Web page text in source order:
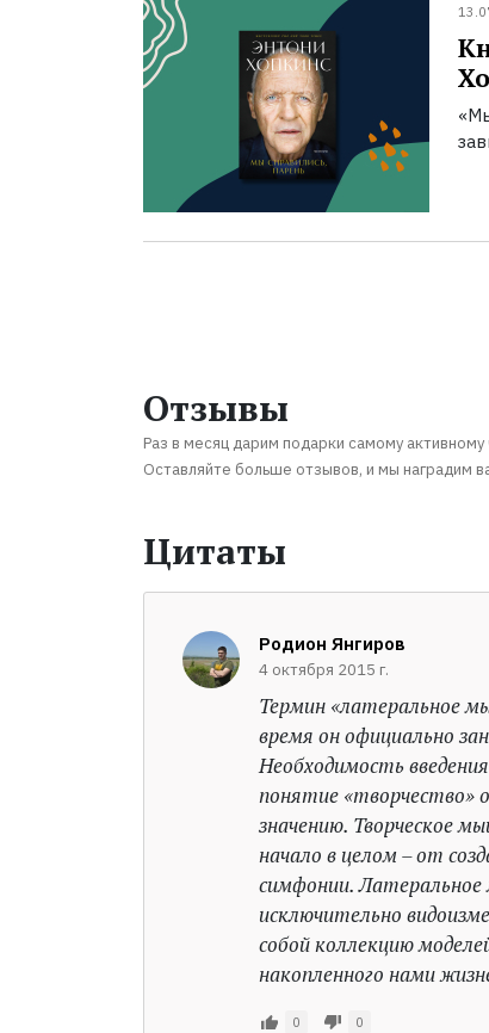
Отзывы
Раз в месяц дарим подарки самому активному
Оставляйте больше отзывов, и мы наградим
Цитаты
Родион Янгиров
4 октября 2015 г.
Термин «латеральное
время он официально
Необходимость
понятие «творчество»
значению. Творческое
начало в целом – от
симфонии. Латеральное
исключительно
собой коллекцию
накопленного нами
0 0